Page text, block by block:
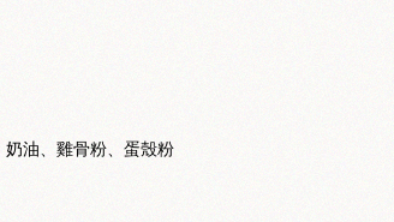
油、雞骨粉、蛋殼粉